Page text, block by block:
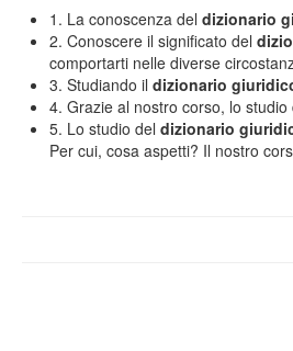
1. La conoscenza del dizionario
2. Conoscere il significato del
comportarti nelle diverse
3. Studiando il dizionario
4. Grazie al nostro corso, lo studio
5. Lo studio del dizionario
Per cui, cosa aspetti? Il nostro